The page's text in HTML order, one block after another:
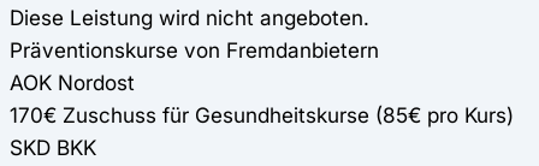
Diese Leistung wird nicht angeboten.
Präventionskurse von Fremdanbietern
AOK Nordost
170€ Zuschuss für Gesundheitskurse (85€ pro Kurs)
SKD BKK